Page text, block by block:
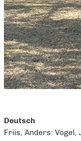
Deutsch
Friis, Anders: Vogel,